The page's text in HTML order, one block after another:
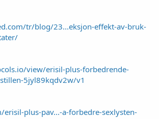
tr/blog/23...eksjon-effekt-av-bruk-
view/erisil-plus-forbedrende-
5jyl89kqdv2w/v1
plus-pav...-a-forbedre-sexlysten-